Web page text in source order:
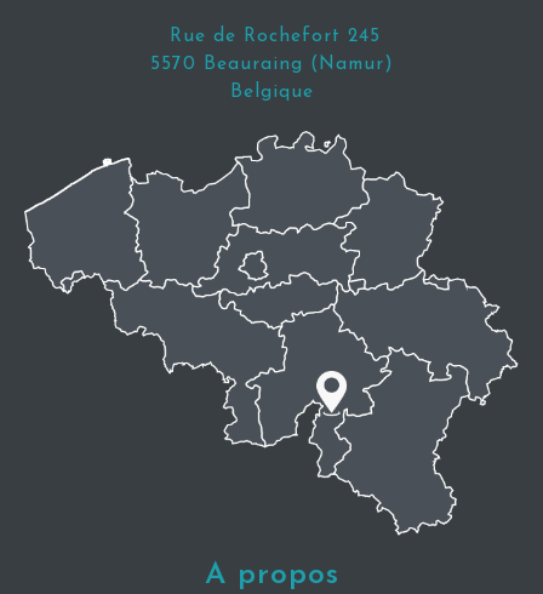
Rue de Rochefort 245
5570 Beauraing (Namur)
Belgique
A propos